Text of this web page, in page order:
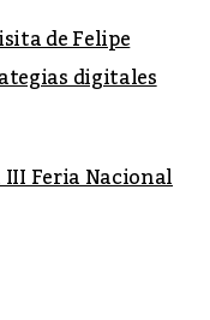
de Felipe
digitales
Feria Nacional